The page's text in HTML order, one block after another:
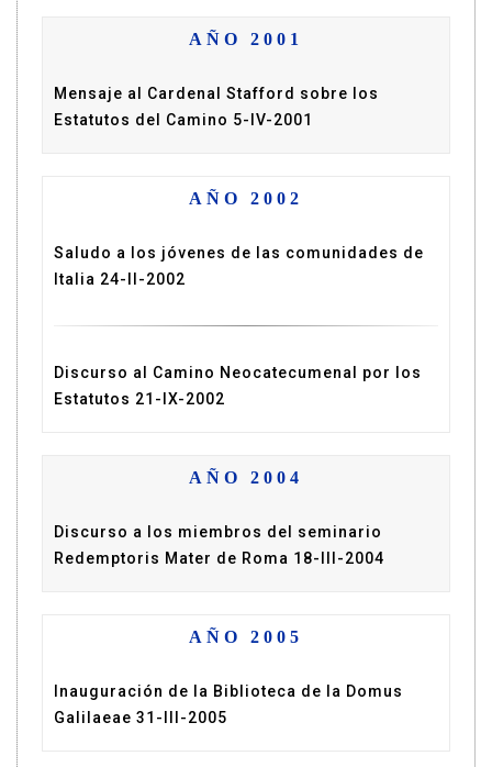
AÑO 2001
Mensaje al Cardenal Stafford sobre los
Estatutos del Camino 5-IV-2001
AÑO 2002
Saludo a los jóvenes de las comunidades de
Italia 24-II-2002
Discurso al Camino Neocatecumenal por los
Estatutos 21-IX-2002
AÑO 2004
Discurso a los miembros del seminario
Redemptoris Mater de Roma 18-III-2004
AÑO 2005
Inauguración de la Biblioteca de la Domus
Galilaeae 31-III-2005